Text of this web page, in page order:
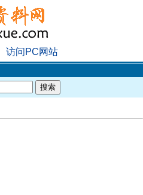
访问PC网站